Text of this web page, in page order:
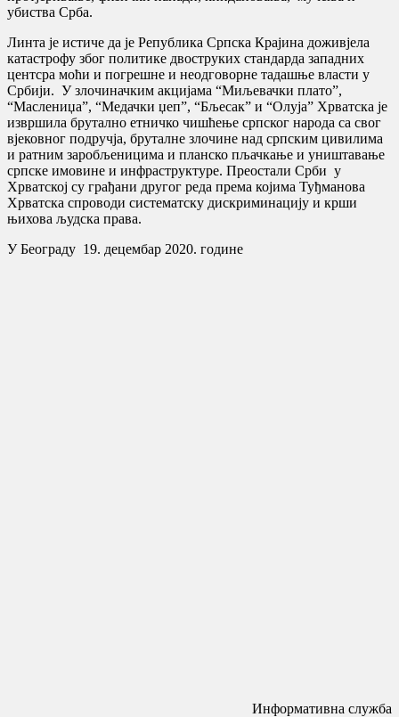
убиства Срба.
Линта је истиче да је Република Српска Крајина доживјела
катастрофу због политике двоструких стандарда западних
центсра моћи и погрешне и неодговорне тадашње власти у
Србији. У злочиначким акцијама “Миљевачки плато”,
“Маслениџа”, “Медачки џеп”, “Бљесак” и “Олуја” Хрватска је
извршила брутално етничко чишћење српског народа са свог
вјековног подручја, бруталне злочине над српским цивилима
и ратним заробљеницима и планско пљачкање и уништавање
српске имовине и инфраструктуре. Преостали Срби у
Хрватској су грађани другог реда према којима Туђманова
Хрватска спроводи систематску дискриминацију и крши
њихова људска права.
У Београду 19. децембар 2020. године
Информативна служба